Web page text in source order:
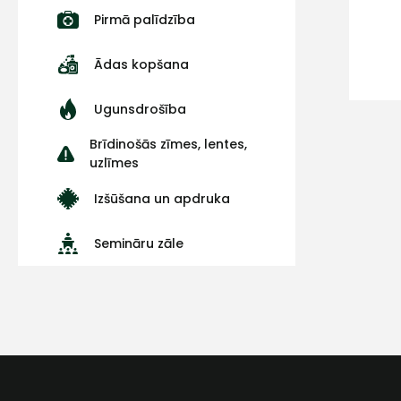
Pirmā palīdzība
Ādas kopšana
Ugunsdrošība
Brīdinošās zīmes, lentes,
uzlīmes
Izšūšana un apdruka
Semināru zāle